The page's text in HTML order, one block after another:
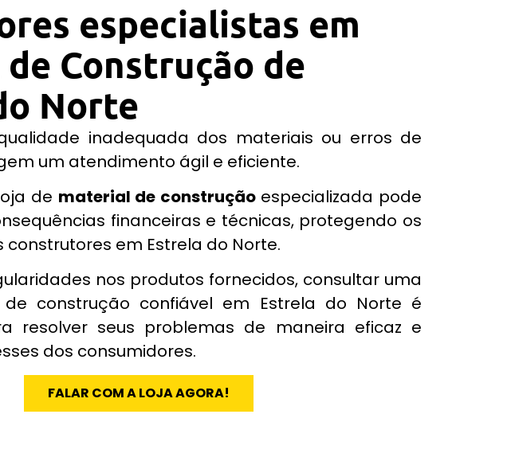
especialistas em
Construção de
Norte
inadequada dos materiais ou erros de
um atendimento ágil e eficiente.
de material de construção especializada pode
financeiras e técnicas, protegendo os
em Estrela do Norte.
nos produtos fornecidos, consultar uma
construção confiável em Estrela do Norte é
resolver seus problemas de maneira eficaz e
dos consumidores.
FALAR COM A LOJA AGORA!